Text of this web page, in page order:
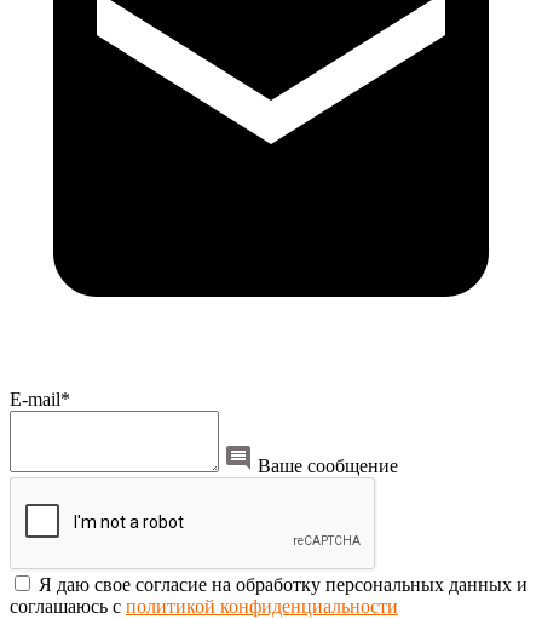
E-mail*
Ваше сообщение
Я даю свое согласие на обработку персональных данных и
соглашаюсь с политикой конфиденциальности